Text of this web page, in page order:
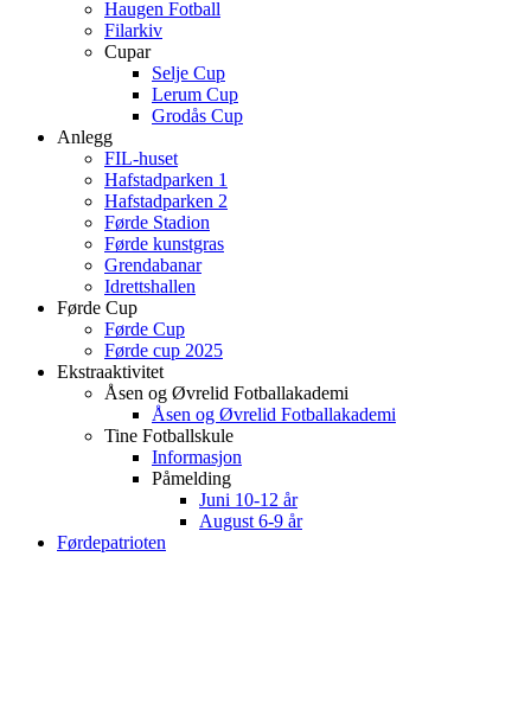
Haugen Fotball
Filarkiv
Cupar
Selje Cup
Lerum Cup
Grodås Cup
Anlegg
FIL-huset
Hafstadparken 1
Hafstadparken 2
Førde Stadion
Førde kunstgras
Grendabanar
Idrettshallen
Førde Cup
Førde Cup
Førde cup 2025
Ekstraaktivitet
Åsen og Øvrelid Fotballakademi
Åsen og Øvrelid Fotballakademi
Tine Fotballskule
Informasjon
Påmelding
Juni 10-12 år
August 6-9 år
Førdepatrioten